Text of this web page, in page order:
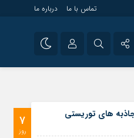
تماس با ما درباره ما
7
روز
های توریستی